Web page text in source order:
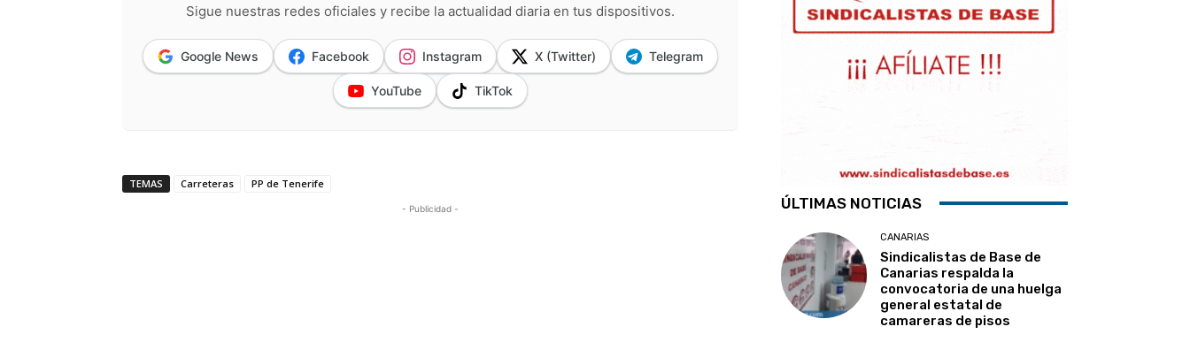
Sigue nuestras redes oficiales y recibe la actualidad diaria en tus dispositivos.
Google News Facebook Instagram X (Twitter) Telegram
YouTube TikTok
TEMAS Carreteras PP de Tenerife
- Publicidad - ÚLTIMAS NOTICIAS
CANARIAS
Sindicalistas de Base de
Canarias respalda la
convocatoria de una huelga
general estatal de
camareras de pisos